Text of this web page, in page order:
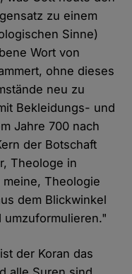
zu einem
Sinne)
Wort von
ohne dieses
neu zu
Bekleidungs- und
Jahre 700 nach
der Botschaft
Theologe in
meine, Theologie
dem Blickwinkel
umzuformulieren."
der Koran das